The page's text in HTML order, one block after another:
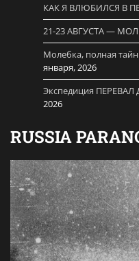
КАК Я ВЛЮБИЛСЯ В
21-23 АВГУСТА —
Молебка, полная
января, 2026
Экспедиция ПЕРЕВАЛ
2026
RUSSIA